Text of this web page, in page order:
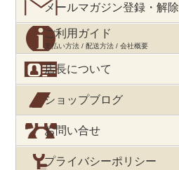
メールマガジン登録・解除
ご利用ガイド
支払い方法 / 配送方法 / 会社概要
店長について
ショップブログ
お問い合せ
プライバシーポリシー